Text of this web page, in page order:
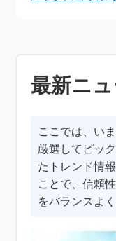
最新ニ
ここでは、い
厳選してピッ
たトレンド情
ことで、信頼
をバランスよ